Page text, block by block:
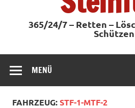
365/24/7 – Retten –
Schützen
MENÜ
FAHRZEUG:STF-1-MTF-2